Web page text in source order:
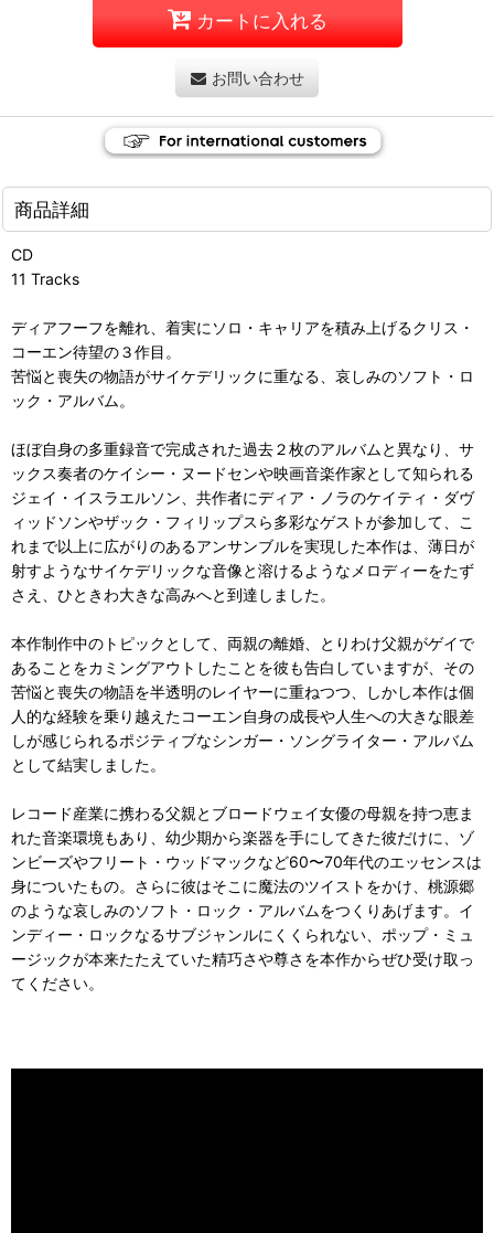
カートに入れる
お問い合わせ
商品詳細
CD
11 Tracks
ディアフーフを離れ、着実にソロ・キャリアを積み上げるクリス・
コーエン待望の３作目。
苦悩と喪失の物語がサイケデリックに重なる、哀しみのソフト・ロ
ック・アルバム。
ほぼ自身の多重録音で完成された過去２枚のアルバムと異なり、サ
ックス奏者のケイシー・ヌードセンや映画音楽作家として知られる
ジェイ・イスラエルソン、共作者にディア・ノラのケイティ・ダヴ
ィッドソンやザック・フィリップスら多彩なゲストが参加して、こ
れまで以上に広がりのあるアンサンブルを実現した本作は、薄日が
射すようなサイケデリックな音像と溶けるようなメロディーをたず
さえ、ひときわ大きな高みへと到達しました。
本作制作中のトピックとして、両親の離婚、とりわけ父親がゲイで
あることをカミングアウトしたことを彼も告白していますが、その
苦悩と喪失の物語を半透明のレイヤーに重ねつつ、しかし本作は個
人的な経験を乗り越えたコーエン自身の成長や人生への大きな眼差
しが感じられるポジティブなシンガー・ソングライター・アルバム
として結実しました。
レコード産業に携わる父親とブロードウェイ女優の母親を持つ恵ま
れた音楽環境もあり、幼少期から楽器を手にしてきた彼だけに、ゾ
ンビーズやフリート・ウッドマックなど60〜70年代のエッセンスは
身についたもの。さらに彼はそこに魔法のツイストをかけ、桃源郷
のような哀しみのソフト・ロック・アルバムをつくりあげます。イ
ンディー・ロックなるサブジャンルにくくられない、ポップ・ミュ
ージックが本来たたえていた精巧さや尊さを本作からぜひ受け取っ
てください。